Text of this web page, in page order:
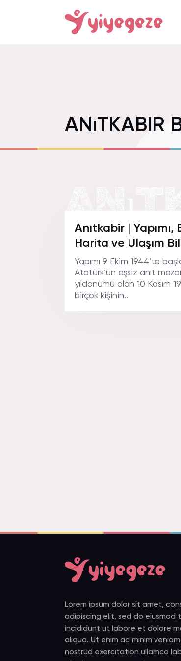
ANıTKABIR
Anıtkabir |
Harita ve Ulaşım
Yapımı 9 Ekim 1944’te
Atatürk’ün eşsiz anıt
yıldönümü olan 10 Kasım
birçok kişinin...
Lorem ipsum dolor sit amet,
adipiscing elit, sed do eiusmod
incididunt ut labore et dolore
aliqua. Ut enim ad minim
nostrud exercitation ullamco